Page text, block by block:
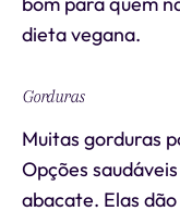
dieta vegana.
Gorduras
Muitas gorduras
Opções
abacate. Elas